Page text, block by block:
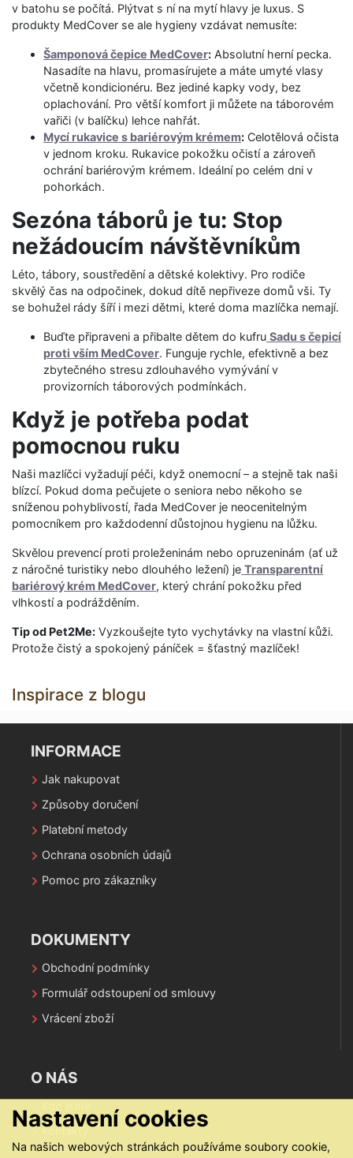
Nastavení cookies
Na našich webových stránkách používáme soubory cookie,
v batohu se počítá. Plýtvat s ní na mytí hlavy je luxus. S
produkty MedCover se ale hygieny vzdávat nemusíte:
Šamponová čepice MedCover: Absolutní herní pecka.
Nasadíte na hlavu, promasírujete a máte umyté vlasy
včetně kondicionéru. Bez jediné kapky vody, bez
oplachování. Pro větší komfort ji můžete na táborovém
vařiči (v balíčku) lehce nahřát.
Mycí rukavice s bariérovým krémem: Celotělová očista
v jednom kroku. Rukavice pokožku očistí a zároveň
ochrání bariérovým krémem. Ideální po celém dni v
pohorkách.
Sezóna táborů je tu: Stop
nežádoucím návštěvníkům
Léto, tábory, soustředění a dětské kolektivy. Pro rodiče
skvělý čas na odpočinek, dokud dítě nepřiveze domů vši. Ty
se bohužel rády šíří i mezi dětmi, které doma mazlíčka nemají.
Buďte připraveni a přibalte dětem do kufru Sadu s čepicí
proti vším MedCover. Funguje rychle, efektivně a bez
zbytečného stresu zdlouhavého vymývání v
provizorních táborových podmínkách.
Když je potřeba podat
pomocnou ruku
Naši mazlíčci vyžadují péči, když onemocní – a stejně tak naši
blízcí. Pokud doma pečujete o seniora nebo někoho se
sníženou pohyblivostí, řada MedCover je neocenitelným
pomocníkem pro každodenní důstojnou hygienu na lůžku.
Skvělou prevencí proti proleženinám nebo opruzeninám (ať už
z náročné turistiky nebo dlouhého ležení) je Transparentní
bariérový krém MedCover, který chrání pokožku před
vlhkostí a podrážděním.
Tip od Pet2Me: Vyzkoušejte tyto vychytávky na vlastní kůži.
Protože čistý a spokojený páníček = šťastný mazlíček!
Inspirace z blogu
INFORMACE
Jak nakupovat
Způsoby doručení
Platební metody
Ochrana osobních údajů
Pomoc pro zákazníky
DOKUMENTY
Obchodní podmínky
Formulář odstoupení od smlouvy
Vrácení zboží
O NÁS
Kontakty